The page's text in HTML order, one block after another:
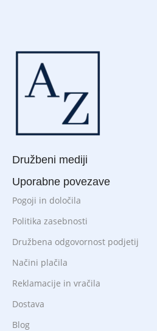
Družbeni mediji
Uporabne povezave
Pogoji in določila
Politika zasebnosti
Družbena odgovornost podjetij
Načini plačila
Reklamacije in vračila
Dostava
Blog